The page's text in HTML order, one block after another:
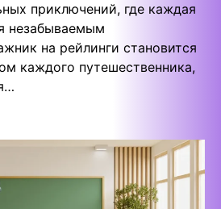
приключений, где каждая
незабываемым
на рейлинги становится
каждого путешественника,